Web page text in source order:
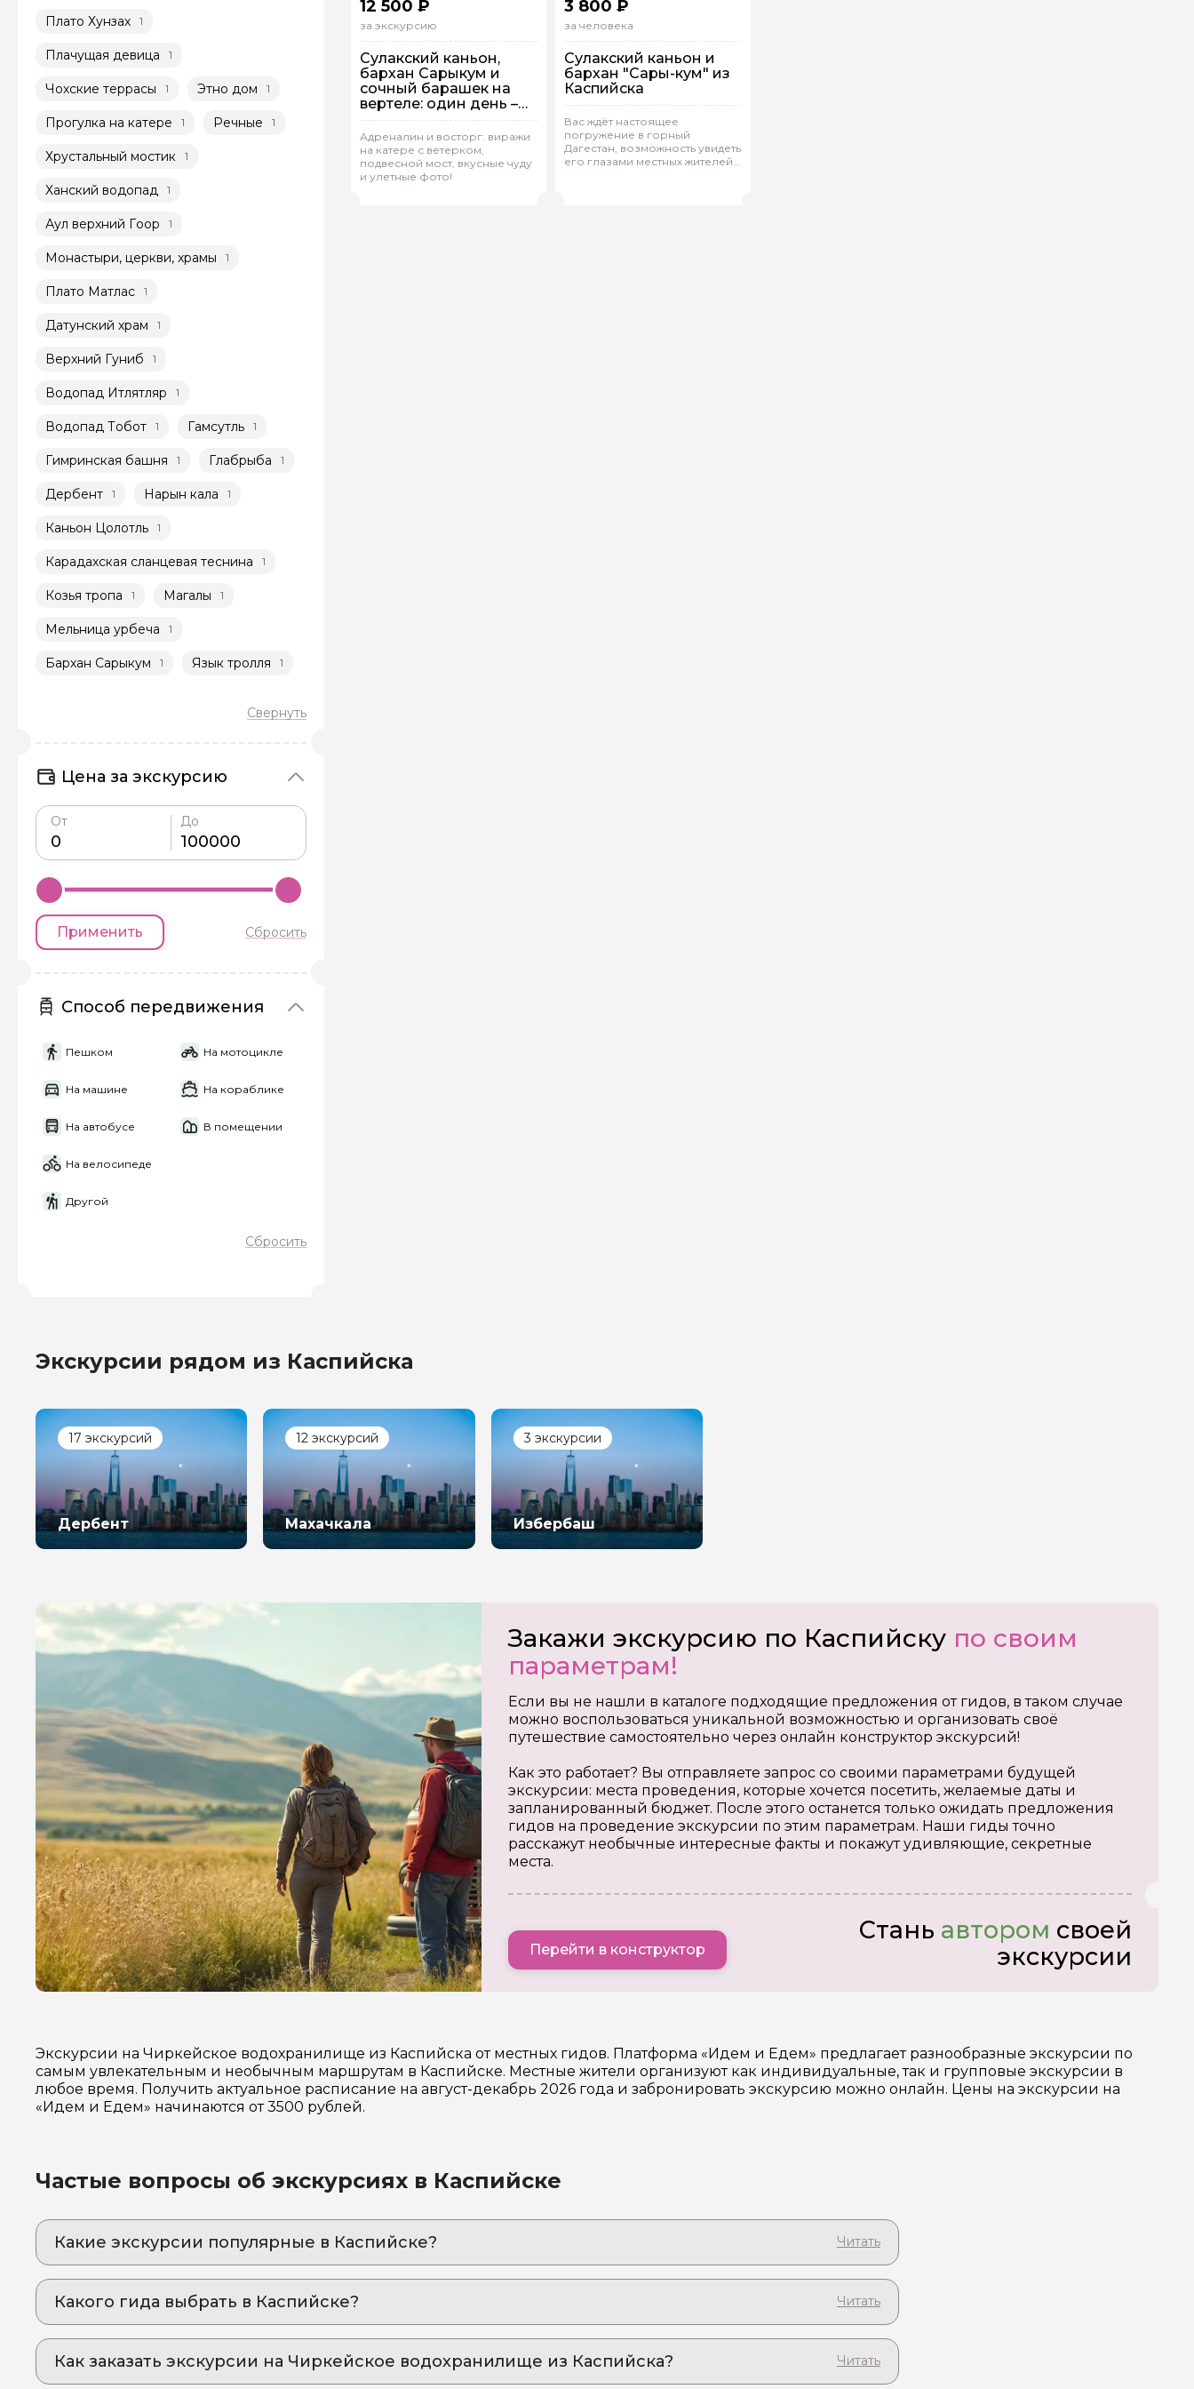
Плато Хунзах 1
Плачущая девица 1
Чохские террасы 1 Этно дом 1
Прогулка на катере 1 Речные 1
Хрустальный мостик 1
Ханский водопад 1
Аул верхний Гоор 1
Монастыри, церкви, храмы 1
Плато Матлас 1
Датунский храм 1
Верхний Гуниб 1
Водопад Итлятляр 1
Водопад Тобот 1 Гамсутль 1
Гимринская башня 1 Глабрыба 1
Дербент 1 Нарын кала 1
Каньон Цолотль 1
Карадахская сланцевая теснина 1
Козья тропа 1 Магалы 1
Мельница урбеча 1
Бархан Сарыкум 1 Язык тролля 1
Цена за экскурсию
От До
Применить Сбросить
Способ передвижения
Пешком На мотоцикле
На машине На кораблике
На автобусе В помещении
На велосипеде
Другой
Сбросить
12 500 ₽
за экскурсию
Сулакский каньон,
бархан Сарыкум и
сочный барашек на
вертеле: один день –
тысяча эмоций! Выезд
из Каспийска
Адреналин и восторг: виражи
на катере с ветерком,
подвесной мост, вкусные чуду
и улетные фото!
Эльдар.К 1072
Индивидуальная
На машине
3 800 ₽
за человека
Сулакский каньон и
бархан "Сары-кум" из
Каспийска
Вас ждёт настоящее
погружение в горный
Дагестан, возможность увидеть
его глазами местных жителей
Групповая На автобусе
Экскурсии рядом из Каспийска
17 экскурсий
Дербент
12 экскурсий
Махачкала
3 экскурсии
Избербаш
Закажи экскурсию по Каспийску по своим
параметрам!
Если вы не нашли в каталоге подходящие предложения от гидов, в таком случае
можно воспользоваться уникальной возможностью и организовать своё
путешествие самостоятельно через онлайн конструктор экскурсий!
Как это работает? Вы отправляете запрос со своими параметрами будущей
экскурсии: места проведения, которые хочется посетить, желаемые даты и
запланированный бюджет. После этого останется только ожидать предложения
гидов на проведение экскурсии по этим параметрам. Наши гиды точно
расскажут необычные интересные факты и покажут удивляющие, секретные
места.
Перейти в конструктор
Стань автором своей
экскурсии
Экскурсии на Чиркейское водохранилище из Каспийска от местных гидов. Платформа «Идем и Едем» предлагает разнообразные экскурсии по
самым увлекательным и необычным маршрутам в Каспийске. Местные жители организуют как индивидуальные, так и групповые экскурсии в
любое время. Получить актуальное расписание на август-декабрь 2026 года и забронировать экскурсию можно онлайн. Цены на экскурсии на
«Идем и Едем» начинаются от 3500 рублей.
Частые вопросы об экскурсиях в Каспийске
Какие экскурсии популярные в Каспийске?
Каспийска
Адреналин и восторг: виражи на катере с ветерком, подвесной мост, вкусные чуду и улетные фото!
3. Групповая экскурсия в Гуниб – «аул, парящий в облаках», с посещением Салтинского подземного
Какого гида выбрать в Каспийске?
2. Оксана.К 190
Как заказать экскурсии на Чиркейское водохранилище из Каспийска?
Отправить